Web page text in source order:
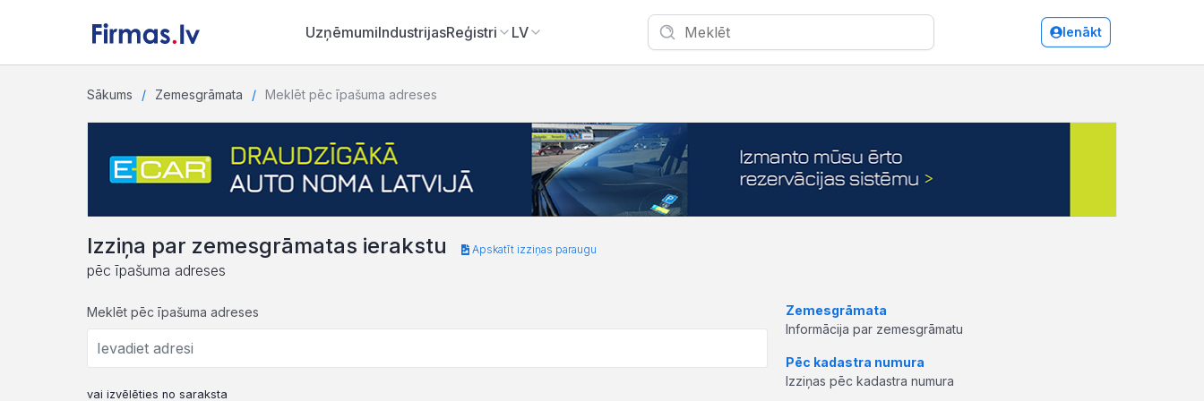
UzņēmumiIndustrijasReģistri LV Ienākt
Sākums Zemesgrāmata Meklēt pēc īpašuma adreses
Izziņa par zemesgrāmatas ierakstu
pēc īpašuma adreses
Apskatīt izziņas paraugu
Meklēt pēc īpašuma adreses
vai izvēlēties no saraksta
Zemesgrāmata
Informācija par zemesgrāmatu
Pēc kadastra numura
Izziņas pēc kadastra numura